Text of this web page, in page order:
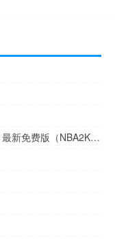
NBA2K17二十八项修改器 V2.0.0.16920 最新免费版（NBA2K17二十八项修改器 V2.0.0.16920 最新免费版功能简介）